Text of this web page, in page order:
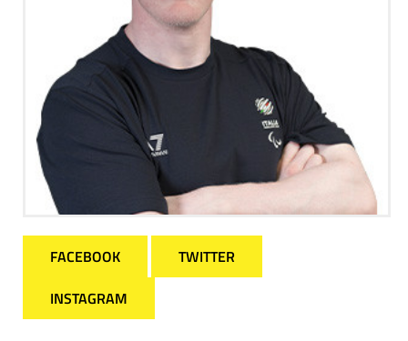
FACEBOOK
TWITTER
INSTAGRAM